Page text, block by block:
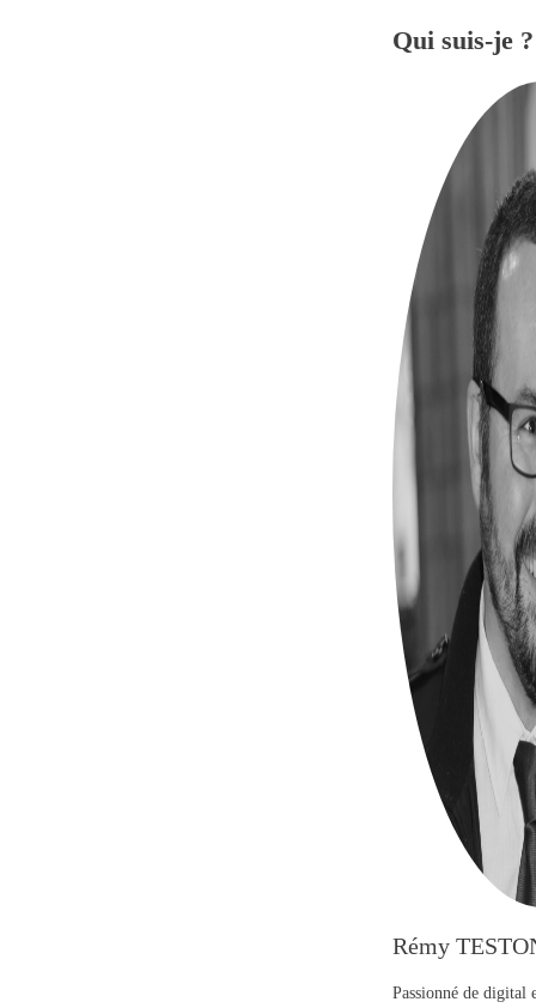
Qui suis-je ?
Rémy
Passionné de digital